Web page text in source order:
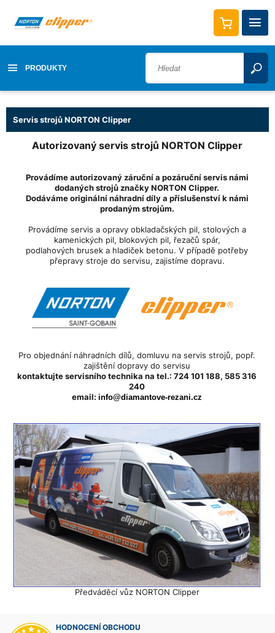
PRODUKTY
Servis strojů NORTON Clipper
Autorizovaný servis strojů NORTON Clipper
Provádíme autorizovaný záruční a pozáruční servis námi
dodaných strojů značky NORTON Clipper.
Dodáváme originální náhradní díly a příslušenství k námi
prodaným strojům.
Provádíme servis a opravy obkladačských pil, stolových a
kamenických pil, blokových pil, řezačů spár,
podlahových brusek a hladiček betonu. V případě potřeby
přepravy stroje do servisu, zajistíme dopravu.
Pro objednání náhradních dílů, domluvu na servis strojů, popř.
zajištění dopravy do servisu
kontaktujte servisního technika na tel.: 724 101 188, 585 316
240
email: info@diamantove-rezani.cz
Předváděcí vůz NORTON Clipper
HODNOCENÍ OBCHODU